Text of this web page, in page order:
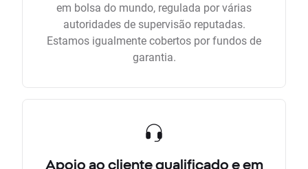
em bolsa do mundo, regulada por várias
autoridades de supervisão reputadas.
Estamos igualmente cobertos por fundos de
garantia.
Apoio ao cliente qualificado e em